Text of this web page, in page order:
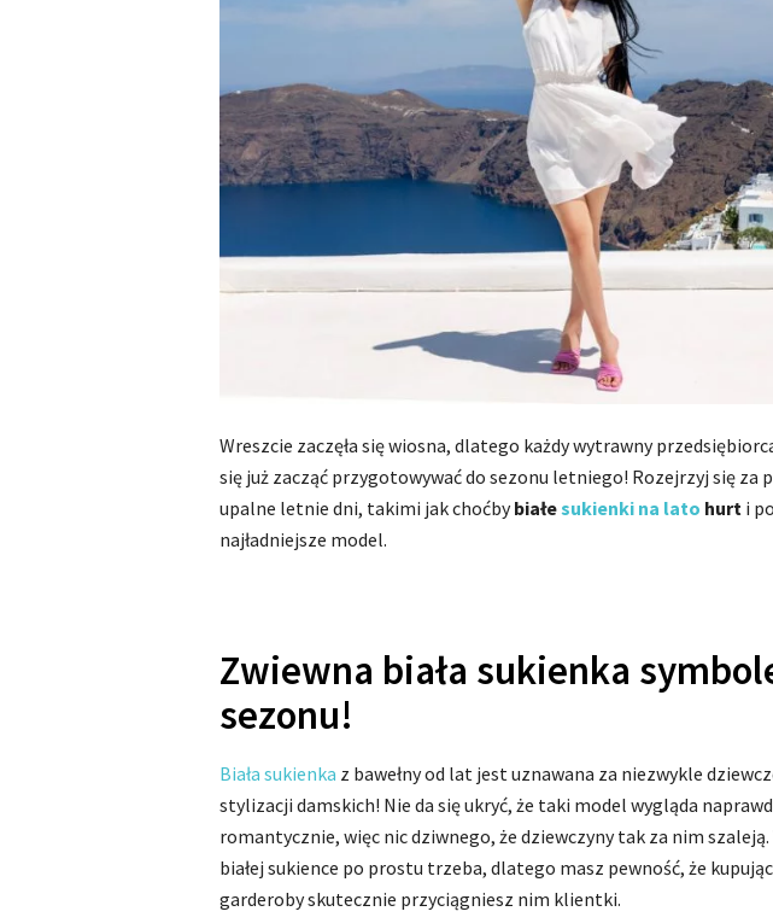
Wreszcie zaczęła się wiosna, dlatego każdy wytrawny
się już zacząć przygotowywać do sezonu letniego! Rozejrzyj się za
upalne letnie dni, takimi jak choćbybiałesukienki na lato hurt i
najładniejsze model.
Zwiewna biała sukienka
sezonu!
Biała sukienka z bawełny od lat jest uznawana za niezwykle
stylizacji damskich! Nie da się ukryć, że taki model wygląda
romantycznie, więc nic dziwnego, że dziewczyny tak za nim
białej sukience po prostu trzeba, dlatego masz pewność, że
garderoby skutecznie przyciągniesz nim klientki.